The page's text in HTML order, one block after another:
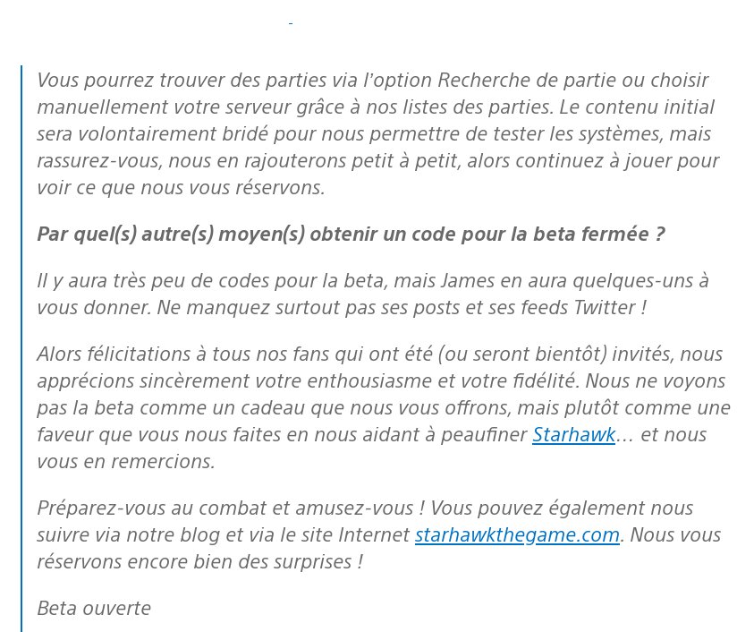
Vous pourrez trouver des parties via l’option Recherche de partie ou choisir
manuellement votre serveur grâce à nos listes des parties. Le contenu initial
sera volontairement bridé pour nous permettre de tester les systèmes, mais
rassurez-vous, nous en rajouterons petit à petit, alors continuez à jouer pour
voir ce que nous vous réservons.
Par quel(s) autre(s) moyen(s) obtenir un code pour la beta fermée ?
Il y aura très peu de codes pour la beta, mais James en aura quelques-uns à
vous donner. Ne manquez surtout pas ses posts et ses feeds Twitter !
Alors félicitations à tous nos fans qui ont été (ou seront bientôt) invités, nous
apprécions sincèrement votre enthousiasme et votre fidélité. Nous ne voyons
pas la beta comme un cadeau que nous vous offrons, mais plutôt comme une
faveur que vous nous faites en nous aidant à peaufiner Starhawk… et nous
vous en remercions.
Préparez-vous au combat et amusez-vous ! Vous pouvez également nous
suivre via notre blog et via le site Internet starhawkthegame.com. Nous vous
réservons encore bien des surprises !
Beta ouverte